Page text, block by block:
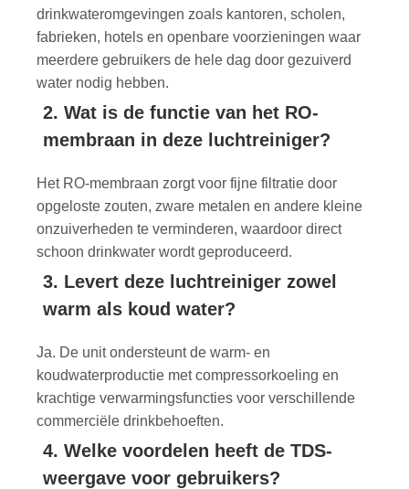
drinkwateromgevingen zoals kantoren, scholen,
fabrieken, hotels en openbare voorzieningen waar
meerdere gebruikers de hele dag door gezuiverd
water nodig hebben.
2. Wat is de functie van het RO-
membraan in deze luchtreiniger?
Het RO-membraan zorgt voor fijne filtratie door
opgeloste zouten, zware metalen en andere kleine
onzuiverheden te verminderen, waardoor direct
schoon drinkwater wordt geproduceerd.
3. Levert deze luchtreiniger zowel
warm als koud water?
Ja. De unit ondersteunt de warm- en
koudwaterproductie met compressorkoeling en
krachtige verwarmingsfuncties voor verschillende
commerciële drinkbehoeften.
4. Welke voordelen heeft de TDS-
weergave voor gebruikers?